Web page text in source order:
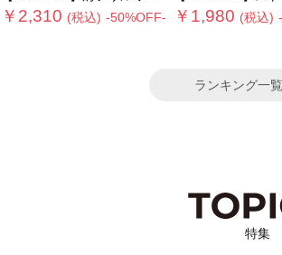
￥2,310 (税込) -50%OFF- ￥1,980 (税込)
ランキング一
特集